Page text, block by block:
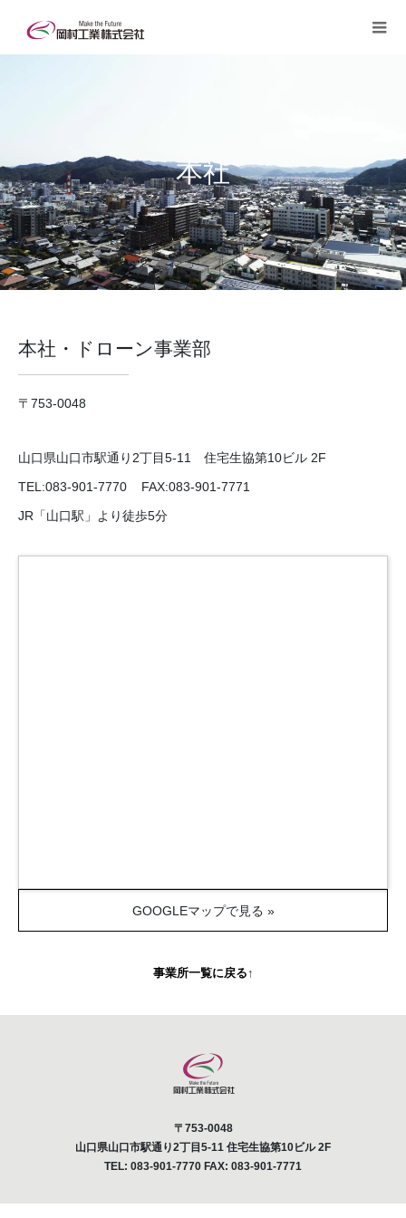
本社
本社・ドローン事業部
〒753-0048
山口県山口市駅通り2丁目5-11 住宅生協第10ビル 2F
TEL:083-901-7770 FAX:083-901-7771
JR「山口駅」より徒歩5分
GOOGLEマップで見る »
事業所一覧に戻る↑
〒753-0048
山口県山口市駅通り2丁目5-11 住宅生協第10ビル 2F
TEL: 083-901-7770 FAX: 083-901-7771